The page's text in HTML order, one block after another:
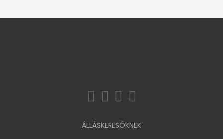
ÁLLÁSKERESŐKNEK